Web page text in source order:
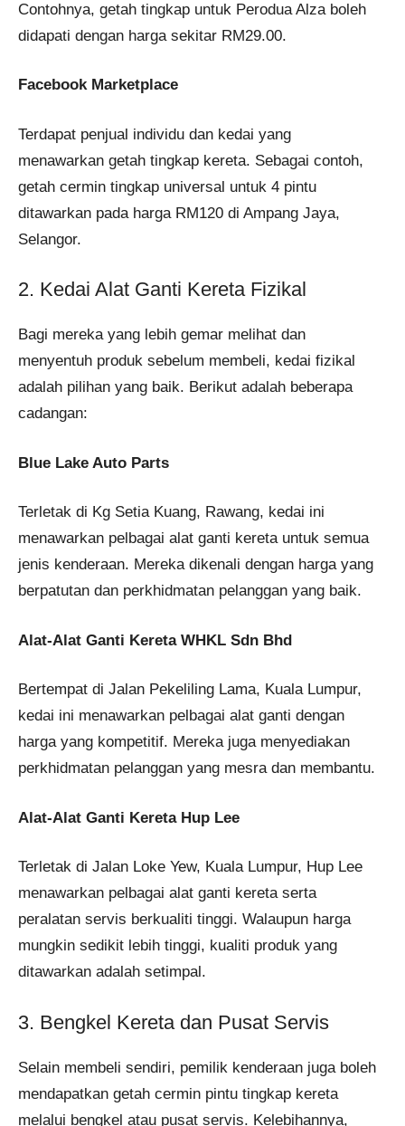
Contohnya, getah tingkap untuk Perodua Alza boleh
didapati dengan harga sekitar RM29.00.
Facebook Marketplace
Terdapat penjual individu dan kedai yang
menawarkan getah tingkap kereta. Sebagai contoh,
getah cermin tingkap universal untuk 4 pintu
ditawarkan pada harga RM120 di Ampang Jaya,
Selangor.
2. Kedai Alat Ganti Kereta Fizikal
Bagi mereka yang lebih gemar melihat dan
menyentuh produk sebelum membeli, kedai fizikal
adalah pilihan yang baik. Berikut adalah beberapa
cadangan:
Blue Lake Auto Parts
Terletak di Kg Setia Kuang, Rawang, kedai ini
menawarkan pelbagai alat ganti kereta untuk semua
jenis kenderaan. Mereka dikenali dengan harga yang
berpatutan dan perkhidmatan pelanggan yang baik.
Alat-Alat Ganti Kereta WHKL Sdn Bhd
Bertempat di Jalan Pekeliling Lama, Kuala Lumpur,
kedai ini menawarkan pelbagai alat ganti dengan
harga yang kompetitif. Mereka juga menyediakan
perkhidmatan pelanggan yang mesra dan membantu.
Alat-Alat Ganti Kereta Hup Lee
Terletak di Jalan Loke Yew, Kuala Lumpur, Hup Lee
menawarkan pelbagai alat ganti kereta serta
peralatan servis berkualiti tinggi. Walaupun harga
mungkin sedikit lebih tinggi, kualiti produk yang
ditawarkan adalah setimpal.
3. Bengkel Kereta dan Pusat Servis
Selain membeli sendiri, pemilik kenderaan juga boleh
mendapatkan getah cermin pintu tingkap kereta
melalui bengkel atau pusat servis. Kelebihannya,